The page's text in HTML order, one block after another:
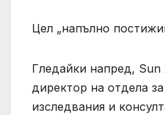
Цел „напълно
Гледайки напред, Sun
директор на отдела
изследвания и